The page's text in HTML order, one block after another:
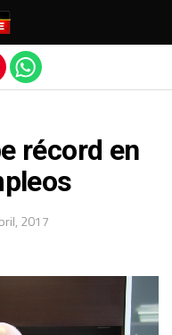
récord en
2017
móvil